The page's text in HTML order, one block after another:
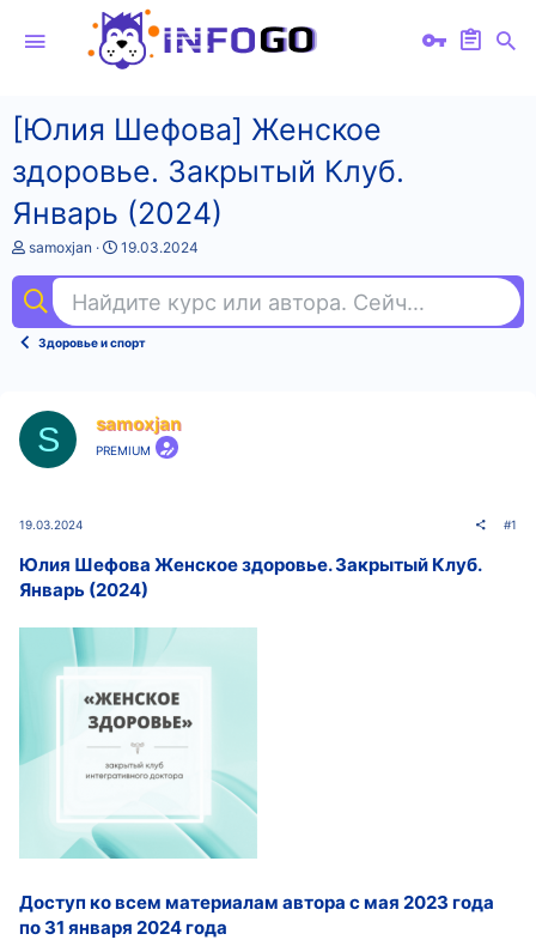
[Юлия Шефова] Женское
здоровье. Закрытый Клуб.
Январь (2024)
А
т
о
т
samoxjan
Д
а
н
а
а
19.03.2024
Найдите курс или автора. Сейчас ищут
Здоровье и спорт
S samoxjan
PREMIUM
19.03.2024 #1
Юлия Шефова Женское здоровье. Закрытый Клуб.
Январь (2024)
Доступ ко всем материалам автора с мая 2023 года
по 31 января 2024 года